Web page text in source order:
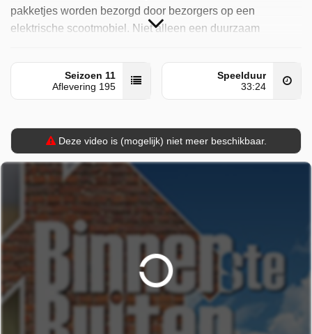
pakketjes worden bezorgd door bezorgers op een
elektrische scootmobiel. Niet alleen een duurzaam
altijd vanzelfsprekend is, een plek vinden op de
arbeidsmarkt.
17 december 2025 om 19:05 uur.
Seizoen 11
Aflevering 195
Speelduur
33:24
Deze video is (mogelijk) niet meer beschikbaar.